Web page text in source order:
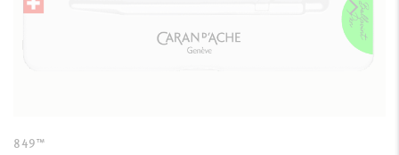
849™